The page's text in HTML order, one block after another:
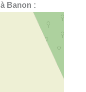
Banon :